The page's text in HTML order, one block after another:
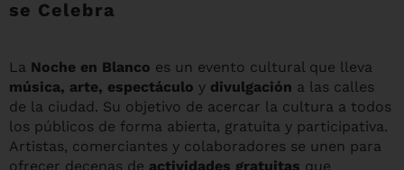
se Celebra
La Noche en Blanco es un evento cultural que lleva
música, arte, espectáculo y divulgación a las calles
de la ciudad. Su objetivo de acercar la cultura a todos
los públicos de forma abierta, gratuita y participativa.
Artistas, comerciantes y colaboradores se unen para
ofrecer decenas de actividades gratuitas que